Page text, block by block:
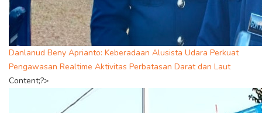
Danlanud Beny Aprianto: Keberadaan Alusista Udara Perkuat
Pengawasan Realtime Aktivitas Perbatasan Darat dan Laut
Content;?>